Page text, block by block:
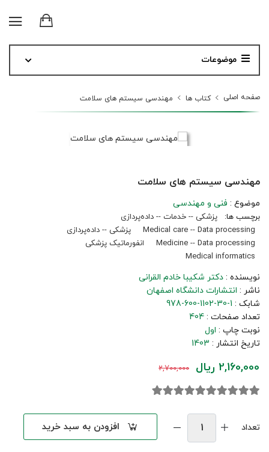
موضوعات
صفحه اصلی کتاب ها مهندسی سیستم‏ های سلامت
مهندسی سیستم‏ های سلامت
موضوع : فنی و مهندسی
برچسب ها:
پزشکی -- خدمات -- داده‌پردازی
Medical care -- Data processing
پزشکی -- داده‌پردازی
Medicine -- Data processing
انفورماتیک پزشکی
Medical informatics
نویسنده : دکتر شکیبا خادم القرانی
ناشر : انتشارات دانشگاه اصفهان
شابک : 978-600-1102-30-1
تعداد صفحات : 404
نوبت چاپ : اول
تاریخ انتشار : 1403
2,160,000 ریال 2,700,000
تعداد افزودن به سبد خرید